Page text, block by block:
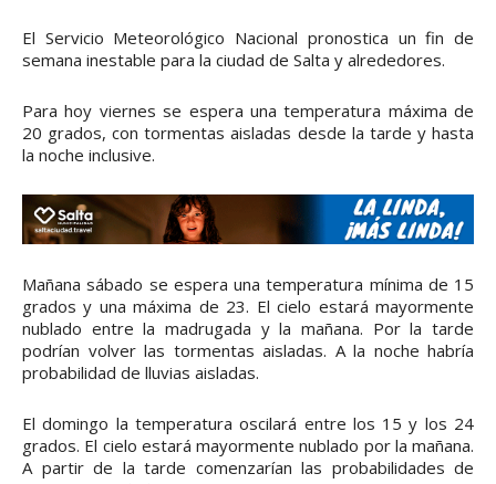
El Servicio Meteorológico Nacional pronostica un fin de
semana inestable para la ciudad de Salta y alrededores.
Para hoy viernes se espera una temperatura máxima de
20 grados, con tormentas aisladas desde la tarde y hasta
la noche inclusive.
Mañana sábado se espera una temperatura mínima de 15
grados y una máxima de 23. El cielo estará mayormente
nublado entre la madrugada y la mañana. Por la tarde
podrían volver las tormentas aisladas. A la noche habría
probabilidad de lluvias aisladas.
El domingo la temperatura oscilará entre los 15 y los 24
grados. El cielo estará mayormente nublado por la mañana.
A partir de la tarde comenzarían las probabilidades de